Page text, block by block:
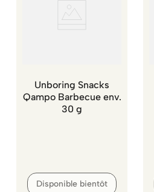
Unboring Snacks
Qampo Barbecue env.
30 g
Disponible bientôt